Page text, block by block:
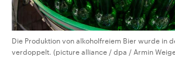
Die Produktion von alkoholfreiem Bier wurde in
verdoppelt. (picture alliance / dpa / Armin